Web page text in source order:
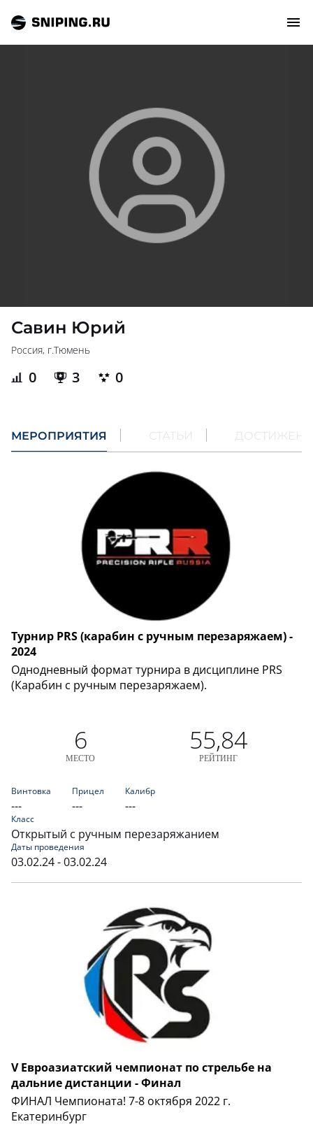
ТИРЫ И СТРЕЛЬБИЩА
О НАС
Савин Юрий
Россия, г.Тюмень
0 3 0
МЕРОПРИЯТИЯ СТАТЬИ
Турнир PRS (карабин с ручным перезаряжаем) -
2024
Однодневный формат турнира в дисциплине PRS
(Карабин с ручным перезаряжаем).
6
МЕСТО
55,84
РЕЙТИНГ
Винтовка
---
Прицел
---
Калибр
---
Класс
Открытый с ручным перезаряжанием
Даты проведения
03.02.24 - 03.02.24
V Евроазиатский чемпионат по стрельбе на
дальние дистанции - Финал
ФИНАЛ Чемпионата! 7-8 октября 2022 г.
Екатеринбург